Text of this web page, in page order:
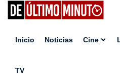
Inicio Noticias Cine
TV